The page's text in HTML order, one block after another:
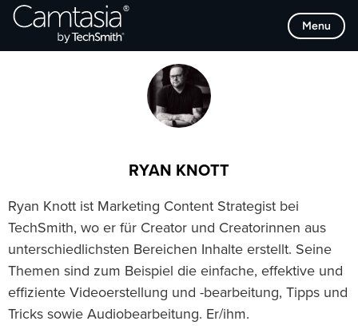
Direkt
zum
Menu
Browse Categories
RYAN KNOTT
Ryan Knott ist Marketing Content Strategist bei
TechSmith, wo er für Creator und Creatorinnen aus
unterschiedlichsten Bereichen Inhalte erstellt. Seine
Themen sind zum Beispiel die einfache, effektive und
effiziente Videoerstellung und -bearbeitung, Tipps und
Tricks sowie Audiobearbeitung. Er/ihm.